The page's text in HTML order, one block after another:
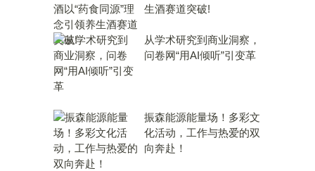
生酒赛道突破!
从学术研究到商业洞察，
问卷网“用AI倾听”引变革
振森能源能量场！多彩文
化活动，工作与热爱的双
向奔赴！